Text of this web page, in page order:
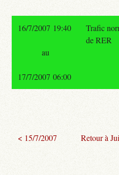
16/7/2007 19:40
Trafic
de RER
au
17/7/2007 06:00
< 15/7/2007 Retour à